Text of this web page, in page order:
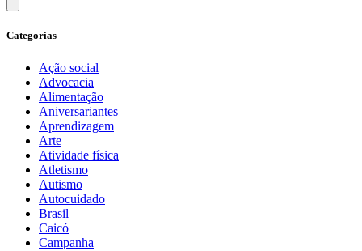
Categorias
Ação social
Advocacia
Alimentação
Aniversariantes
Aprendizagem
Arte
Atividade física
Atletismo
Autismo
Autocuidado
Brasil
Caicó
Campanha